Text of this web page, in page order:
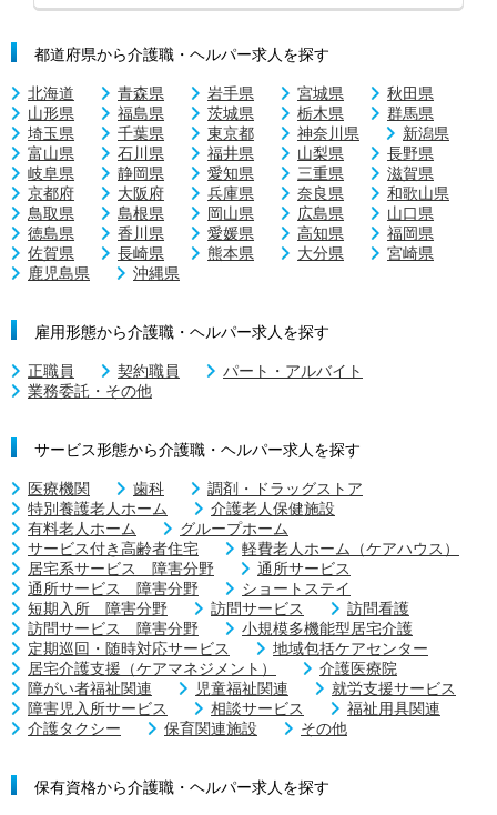
都道府県から介護職・ヘルパー求人を探す
北海道 青森県 岩手県 宮城県
秋田県
山形県
福島県 茨城県 栃木県
群馬県
埼玉県
千葉県 東京都 神奈川県
新潟県
富山県
石川県 福井県 山梨県
長野県
岐阜県
静岡県 愛知県 三重県
滋賀県
京都府
大阪府 兵庫県 奈良県
和歌山県
鳥取県
島根県 岡山県 広島県
山口県
徳島県
香川県 愛媛県 高知県
福岡県
佐賀県
長崎県 熊本県 大分県
宮崎県
鹿児島県
沖縄県
雇用形態から介護職・ヘルパー求人を探す
正職員 契約職員
パート・アルバイト
業務委託・その他
サービス形態から介護職・ヘルパー求人を探す
医療機関 歯科
調剤・ドラッグストア
特別養護老人ホーム
介護老人保健施設
有料老人ホーム
グループホーム
サービス付き高齢者住宅
軽費老人ホーム（ケアハウス）
居宅系サービス 障害分野
通所サービス
通所サービス 障害分野
ショートステイ
短期入所 障害分野
訪問サービス
訪問看護
訪問サービス 障害分野
小規模多機能型居宅介護
定期巡回・随時対応サービス
地域包括ケアセンター
居宅介護支援（ケアマネジメント）
介護医療院
障がい者福祉関連
児童福祉関連
就労支援サービス
障害児入所サービス
相談サービス
福祉用具関連
介護タクシー
保育関連施設 その他
保有資格から介護職・ヘルパー求人を探す